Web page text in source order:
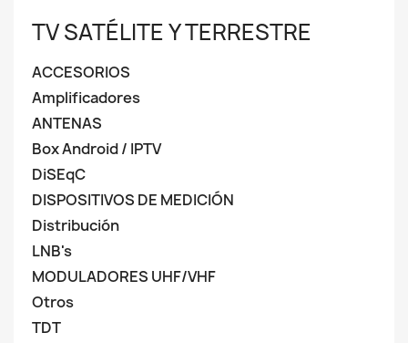
TV SATÉLITE Y TERRESTRE
ACCESORIOS
Amplificadores
ANTENAS
Box Android / IPTV
DiSEqC
DISPOSITIVOS DE MEDICIÓN
Distribución
LNB's
MODULADORES UHF/VHF
Otros
TDT